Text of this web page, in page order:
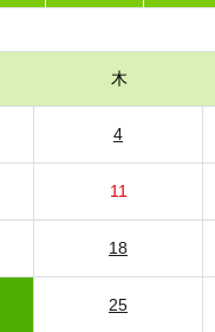
木
4
11
18
25